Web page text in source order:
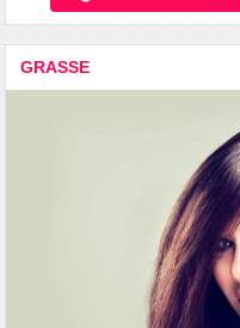
GRASSE